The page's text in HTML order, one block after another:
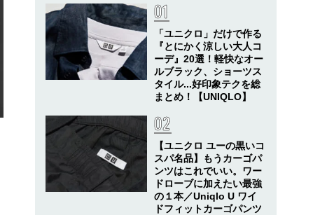
「ユニクロ」だけで作る
『とにかく涼しい大人コ
ーデ』20選！軽快なオー
ルブラック、ショーツス
タイル...好印象テクを総
まとめ！【UNIQLO】
【ユニクロ ユーの黒いコ
スパ名品】もうカーゴパ
ンツはこれでいい。ワー
ドローブに加えたい最強
の１本／Uniqlo U ワイ
ドフィットカーゴパンツ